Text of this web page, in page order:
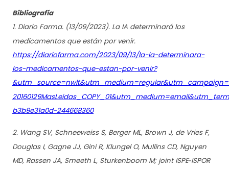
Bibliografía
1. Diario Farma. (13/09/2023). La IA determinará los
medicamentos que están por venir.
https://diariofarma.com/2023/09/13/la-ia-determinara-
los-medicamentos-que-estan-por-venir?
b3b9e31a0d-244668360
2. Wang SV, Schneeweiss S, Berger ML, Brown J, de Vries F,
Douglas I, Gagne JJ, Gini R, Klungel O, Mullins CD, Nguyen
MD, Rassen JA, Smeeth L, Sturkenboom M; joint ISPE‐ISPOR